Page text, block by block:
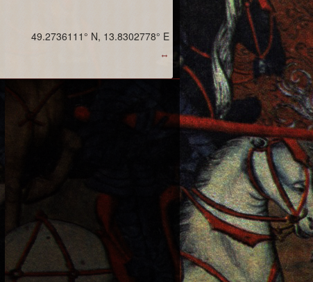
↔
49.2736111° N, 13.8302778° E